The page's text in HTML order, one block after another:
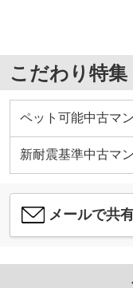
こだわり特集
ペット可能中古マ
新耐震基準中古マ
メールで共